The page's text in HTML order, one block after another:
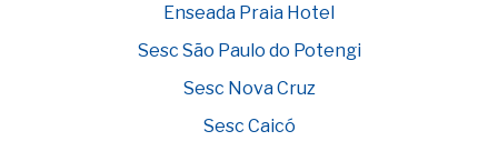
Enseada Praia Hotel
Sesc São Paulo do Potengi
Sesc Nova Cruz
Sesc Caicó